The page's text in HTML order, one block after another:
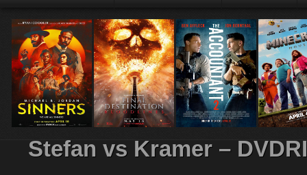
Stefan vs Kramer –